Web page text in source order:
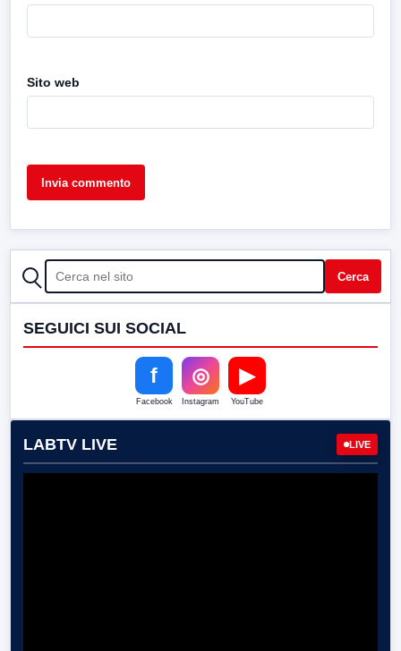
Sito web
CERCA Cerca
SEGUICI SUI SOCIAL
f
Facebook
◎
Instagram
▶
YouTube
LABTV LIVE LIVE